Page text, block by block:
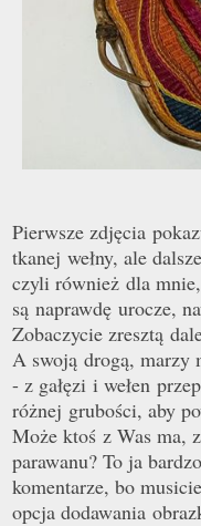
Pierwsze zdjęcia
tkanej wełny, ale
czyli również dla
są naprawdę urocze,
Zobaczycie zresztą
A swoją drogą, marzy
- z gałęzi i wełen
różnej grubości, aby
Może ktoś z Was ma,
parawanu? To ja
komentarze, bo
opcja dodawania